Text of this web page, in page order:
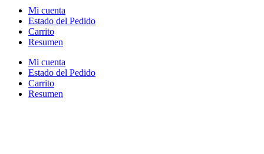
Mi cuenta
Estado del Pedido
Carrito
Resumen
Mi cuenta
Estado del Pedido
Carrito
Resumen